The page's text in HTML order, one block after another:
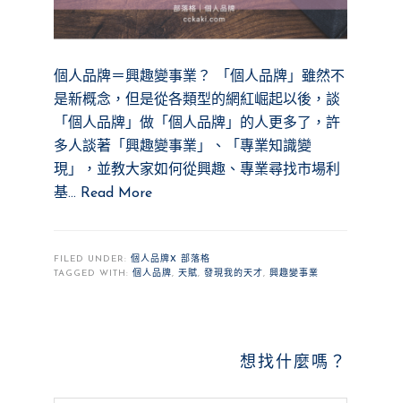
個人品牌＝興趣變事業？ 「個人品牌」雖然不
是新概念，但是從各類型的網紅崛起以後，談
「個人品牌」做「個人品牌」的人更多了，許
多人談著「興趣變事業」、「專業知識變
現」，並教大家如何從興趣、專業尋找市場利
基… Read More
FILED UNDER: 個人品牌X 部落格
TAGGED WITH: 個人品牌, 天賦, 發現我的天才, 興趣變事業
想找什麼嗎？